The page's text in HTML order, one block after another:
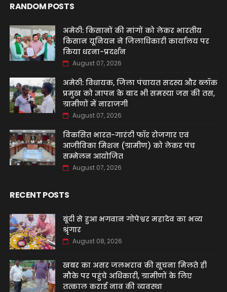
RANDOM POSTS
अमेठी: किसानों की मांगों को लेकर भारतीय
किसान यूनियन ने जिलाधिकारी कार्यालय पर
किया धरना-प्रदर्शन
August 07, 2026
अमेठी: विधायक, जिला पंचायत सदस्य और ब्लॉक
प्रमुख को ज्ञापन के बाद भी समस्या जस की तस,
ग्रामीणों में नाराजगी
August 07, 2026
विकसित भारत-गारंटी फॉर रोजगार एवं
आजीविका मिशन (ग्रामीण) को लेकर पंच
सम्मेलन आयोजित
August 07, 2026
RECENT POSTS
बूंदी से हुआ भगवान गोपेश्वर महादेव का भव्य
श्रृंगार
August 08, 2026
खबर का असर जलभराव की सूचना मिलते ही
मौके पर पहुंचे अधिकारी, ग्रामीणों के लिए
तत्काल कराई नाव की व्यवस्था